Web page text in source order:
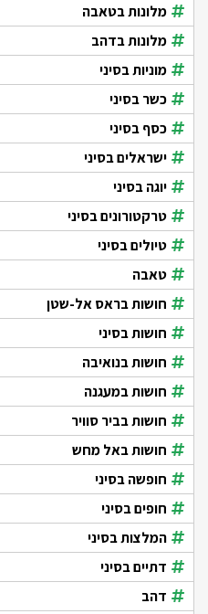
מלונות בטאבה
מלונות בדהב
מוניות בסיני
כשר בסיני
כסף בסיני
ישראלים בסיני
יוגה בסיני
טרקטורונים בסיני
טיולים בסיני
טאבה
חושות בראס אל-שטן
חושות בסיני
חושות בנואיבה
חושות במעגנה
חושות בביר סוויר
חושות באל מחש
חופשה בסיני
חופים בסיני
המלצות בסיני
דתיים בסיני
דהב